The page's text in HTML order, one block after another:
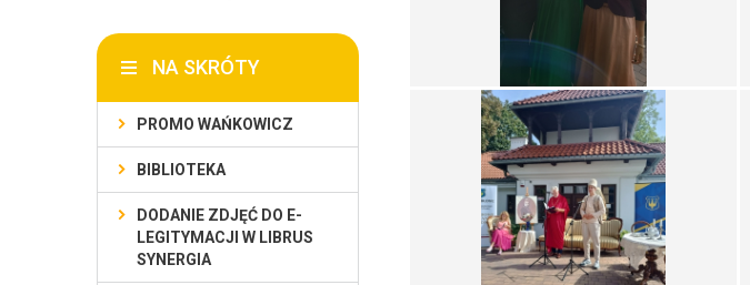
NA SKRÓTY
PROMO WAŃKOWICZ
BIBLIOTEKA
DODANIE ZDJĘĆ DO E-
LEGITYMACJI W LIBRUS
SYNERGIA